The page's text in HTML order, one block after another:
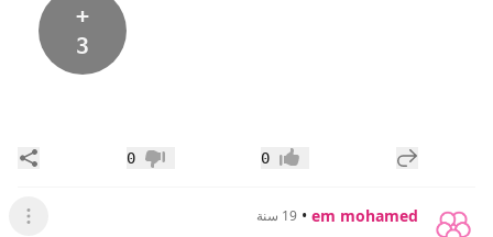
+
3
إضافة رد جديد إعجاب0 عدم إعجاب
0
em mohamed
• 19 سنة عرض